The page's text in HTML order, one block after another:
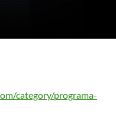
category/programa-